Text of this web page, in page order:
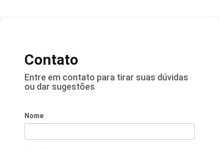
Contato
Entre em contato para tirar suas dúvidas
ou dar sugestões
Nome